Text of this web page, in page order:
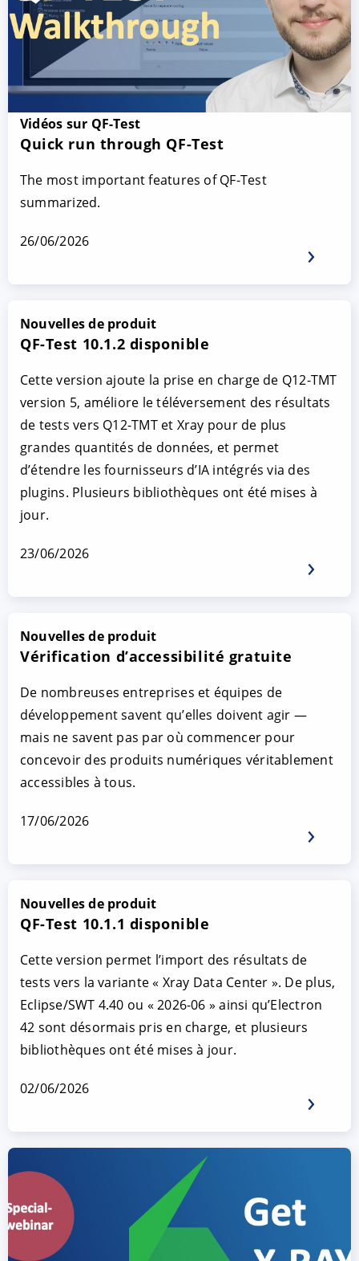
Vidéos sur QF-Test
Quick run through QF-Test
The most important features of QF-Test
summarized.
26/06/2026
Nouvelles de produit
QF-Test 10.1.2 disponible
Cette version ajoute la prise en charge de Q12-TMT
version 5, améliore le téléversement des résultats
de tests vers Q12-TMT et Xray pour de plus
grandes quantités de données, et permet
d’étendre les fournisseurs d’IA intégrés via des
plugins. Plusieurs bibliothèques ont été mises à
jour.
23/06/2026
Nouvelles de produit
Vérification d’accessibilité gratuite
De nombreuses entreprises et équipes de
développement savent qu’elles doivent agir —
mais ne savent pas par où commencer pour
concevoir des produits numériques véritablement
accessibles à tous.
17/06/2026
Nouvelles de produit
QF-Test 10.1.1 disponible
Cette version permet l’import des résultats de
tests vers la variante « Xray Data Center ». De plus,
Eclipse/SWT 4.40 ou « 2026-06 » ainsi qu’Electron
42 sont désormais pris en charge, et plusieurs
bibliothèques ont été mises à jour.
02/06/2026